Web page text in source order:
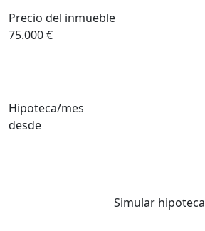
Precio del inmueble
75.000 €
Hipoteca/mes
desde
Simular hipoteca